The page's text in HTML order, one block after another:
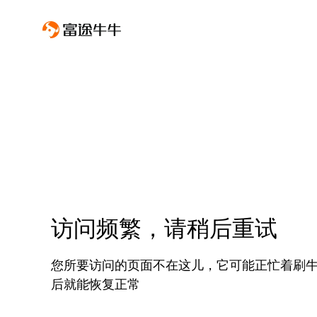
访问频繁，请稍后重试
您所要访问的页面不在这儿，它可能正忙着刷
后就能恢复正常